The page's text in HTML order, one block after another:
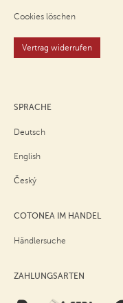
Cookies löschen
Vertrag widerrufen
SPRACHE
Deutsch
English
Český
COTONEA IM HANDEL
Händlersuche
ZAHLUNGSARTEN